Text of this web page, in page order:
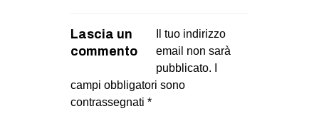
Lascia un
commento
Il tuo indirizzo
email non sarà
pubblicato.
campi obbligatori sono
contrassegnati *